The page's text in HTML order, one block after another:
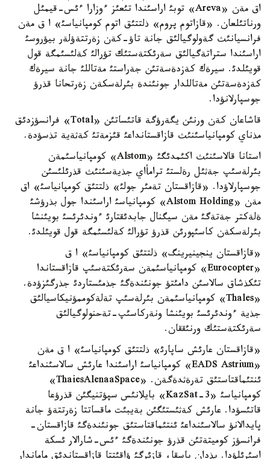
اق مةن «Areva» توبئ اراسئندا تئعئز ءوزارا ءئس-قيمئل
ورناتئلعان. «قازاتوم پروم» ذلتتئق اتوم كومپانياسئ» ا ق مةن
فرانسيانئث گةولوگيالئق جانة تاؤ-كةن زةرتتةؤلةر بيؤروسئ
اراسئندا ستراتةگيالئق سةرئكتةستئك تؤرالئ كةلئسئمگة قول
قويئلدئ. سيرةك كةزدةسةتئن جةراستئ مةتاللئ جانة سيرةك
كةزدةسةتئن مةتاللدار جونئندة بئرلةسكةن زةرتحانا قذرؤ
جوسپارلانؤدا.
قاشاعان كةن ورنئن يگةرؤگة قاتئساتئن «Total» فرانسؤزدئق
مذناي كومپانياسئنئث قازاقستانداعئ قئزمةتئ كةثةية تذسؤدة.
استانا قالاسئنئث اكئمدئگئ «Alstom» كومپانياسئمةن
بئرلةسئپ جةثئل رةلستئ ترامأاي جذيةسئنئث قذرئلئسئن
جوسپارلاؤدا. «قازاقستان تةمئر جولئ» ذلتتئق كومپانياسئ» اق
مةن «Alstom Holding» كومپانياسئ اراسئندا جول بذرؤشئ
ةلةكتر جةتةگئ مةن سيگنال جابدئقتارئ ءوندئرئسئ بويئنشا
بئرلةسكةن كاسئپورئن قذرؤ تؤرالئ كةلئسئمگة قول قويئلدئ.
«قازاقستان ينجينيرينگ» ذلتتئق كومپانياسئ» ا ق
«Eurocopter» كومپانياسئمةن سةرئكتةسئپ قازاقستاندا
تئكذشاق سالاسئن دامئتؤ جونئندةگئ جذمئستاردئ جذرگئزؤدة.
«Thales» كومپانياسئمةن بئرلةسئپ تةلةكوممؤنيكاسيالئق
جذية ءوندئرئسئ بويئنشا ونةركاسئپ-تةحنولوگيالئق
سةرئكتةستئك ورنئققان.
«قازاقستان عارئش ساپارئ» ذلتتئق كومپانياسئ» ا ق مةن
«EADS Astrium» كومپانياسئ اراسئندا عارئش سالاسئنداعئ
ئنتئماقتاستئق تةرةثدةگةن. «ThaiesAlenaaSpace»
كومپانياسئ «KazSat-3» بايلانئس سپؤتنيگئن قذرؤعا
قاتئسؤدا. عارئش كةثئستئگئن بةيبئت ماقساتتا زةرتتةؤ جانة
پايدالانؤ سالاسئنداعئ ئنتئماقتاستئق جونئندةگئ قازاقستان-
فرانسؤز كوميتةتئن قذرؤ جونئندةگئ ءئس-شارالار ئسكة